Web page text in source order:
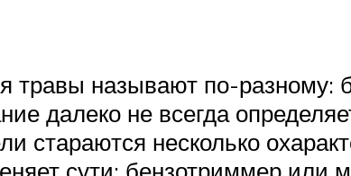
травы называют по-разному:
далеко не всегда
стараются несколько
сути: бензотриммер или